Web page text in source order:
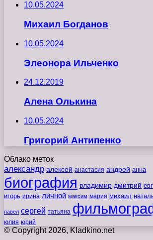
10.05.2024
Михаил Богданов
10.05.2024
Элеонора Ильченко
24.12.2019
Алена Олькина
10.05.2024
Григорий Антипенко
Облако меток
александр алексей анастасия андрей анна
биография владимир дмитрий
игорь ирина личной максим мария михаил
павел сергей татьяна
юлия юрий
© Copyright 2026, Kladkino.net